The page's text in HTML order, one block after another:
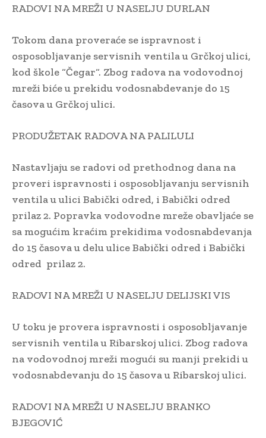
RADOVI NA MREŽI U NASELJU DURLAN
Tokom dana proveraće se ispravnost i
osposobljavanje servisnih ventila u Grčkoj ulici,
kod škole “Čegar“. Zbog radova na vodovodnoj
mreži biće u prekidu vodosnabdevanje do 15
časova u Grčkoj ulici.
PRODUŽETAK RADOVA NA PALILULI
Nastavljaju se radovi od prethodnog dana na
proveri ispravnosti i osposobljavanju servisnih
ventila u ulici Babički odred, i Babički odred
prilaz 2. Popravka vodovodne mreže obavljaće se
sa mogućim kraćim prekidima vodosnabdevanja
do 15 časova u delu ulice Babički odred i Babički
odred prilaz 2.
RADOVI NA MREŽI U NASELJU DELIJSKI VIS
U toku je provera ispravnosti i osposobljavanje
servisnih ventila u Ribarskoj ulici. Zbog radova
na vodovodnoj mreži mogući su manji prekidi u
vodosnabdevanju do 15 časova u Ribarskoj ulici.
RADOVI NA MREŽI U NASELJU BRANKO
BJEGOVIĆ